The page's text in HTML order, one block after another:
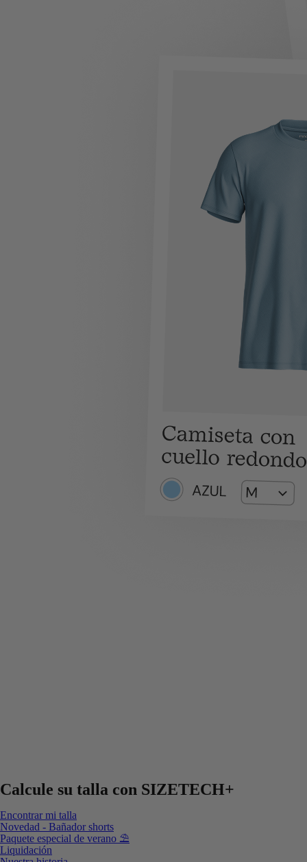
Calcule su talla con SIZETECH+
Encontrar mi talla
Novedad - Bañador shorts
Paquete especial de verano ⛱️
Liquidación